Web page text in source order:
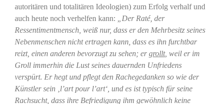
autoritären und totalitären Ideologien) zum Erfolg verhalf und
auch heute noch verhelfen kann:
„Der Raté, der
Ressentimentmensch, weiß nur, dass er den Mehrbesitz seines
Nebenmenschen nicht ertragen kann, dass es ihn furchtbar
reizt, einen anderen bevorzugt zu sehen; ergrollt, weil er im
Groll immerhin die Lust seines dauernden Unfriedens
verspürt. Er hegt und pflegt den Rachegedanken so wie der
Künstler sein ‚l’art pour l’art‘, und es ist typisch für seine
Rachsucht, dass ihre Befriedigung ihm gewöhnlich keine